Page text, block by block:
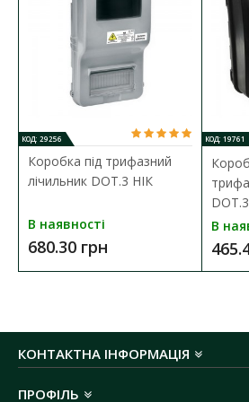
Кількість модулів:
Матеріал корпусу:
метал
Колір корпусу:
Температура експлуатації:
Габартні розміри ГхШхВ:
КОД: 29256
Коробка під трифазний
лічильник DOT.3 НІК
В наявності
680.30 грн
КОД: 19761
В
КОНТАКТНА ІНФОРМАЦІЯ
ПРОФІЛЬ